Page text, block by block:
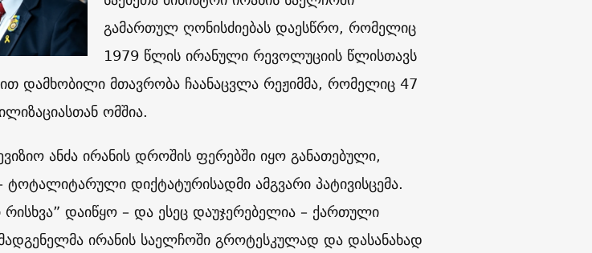
გამართულ ღონისძიებას დაესწრო, რომელიც
1979 წლის ირანული რევოლუციის წლისთავს
დამხობილი მთავრობა ჩაანაცვლა რეჟიმმა, რომელიც 47
ომშია.
ანძა ირანის დროშის ფერებში იყო განათებული,
დიქტატურისადმი ამგვარი პატივისცემა.
რისხვა” დაიწყო – და ესეც დაუჯერებელია – ქართული
ირანის საელჩოში გროტესკულად და დასანახად